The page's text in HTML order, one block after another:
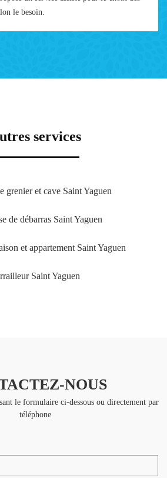
le besoin.
services
grenier et cave Saint Yaguen
de débarras Saint Yaguen
et appartement Saint Yaguen
Saint Yaguen
NOUS
le formulaire ci-dessous ou directement par
téléphone